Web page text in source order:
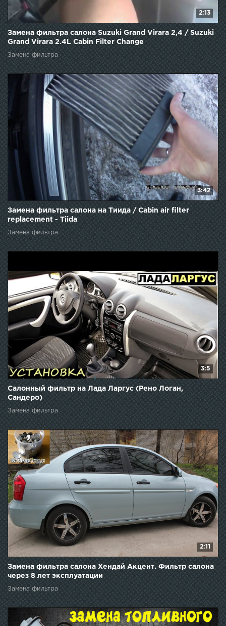
2:13
Замена фильтра салона Suzuki Grand Virara 2,4 / Suzuki
Grand Virara 2.4L Cabin Filter Change
Замена фильтра
3:42
Замена фильтра салона на Тиида / Cabin air filter
replacement - Tiida
Замена фильтра
3:5
Салонный фильтр на Лада Ларгус (Рено Логан,
Сандеро)
Замена фильтра
2:11
Замена фильтра салона Хендай Акцент. Фильтр салона
через 8 лет эксплуатации
Замена фильтра